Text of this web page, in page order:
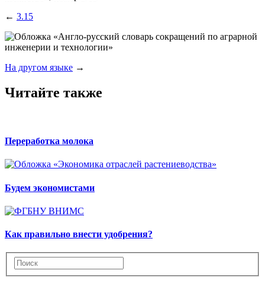
← 3.15
На другом языке →
Читайте также
Переработка молока
Будем экономистами
Как правильно внести удобрения?